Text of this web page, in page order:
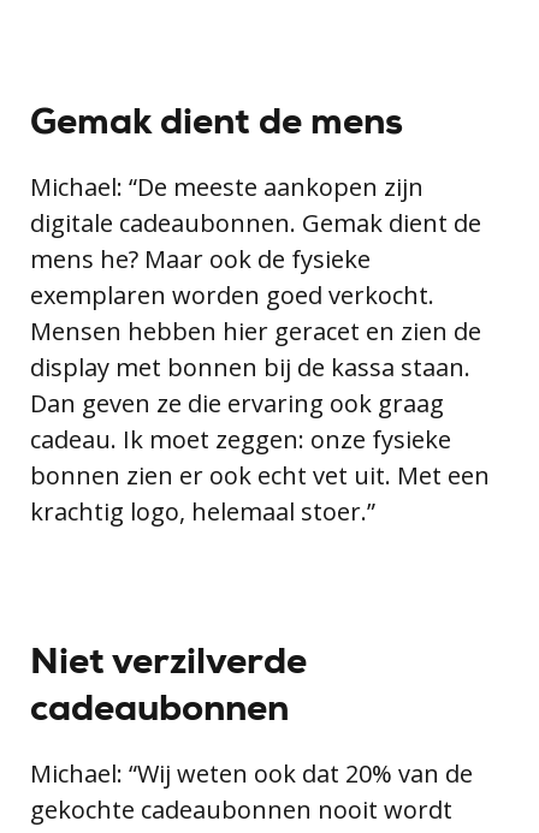
Gemak dient de mens
Michael: “De meeste aankopen zijn
digitale cadeaubonnen. Gemak dient de
mens he? Maar ook de fysieke
exemplaren worden goed verkocht.
Mensen hebben hier geracet en zien de
display met bonnen bij de kassa staan.
Dan geven ze die ervaring ook graag
cadeau. Ik moet zeggen: onze fysieke
bonnen zien er ook echt vet uit. Met een
krachtig logo, helemaal stoer.”
Niet verzilverde
cadeaubonnen
Michael: “Wij weten ook dat 20% van de
gekochte cadeaubonnen nooit wordt